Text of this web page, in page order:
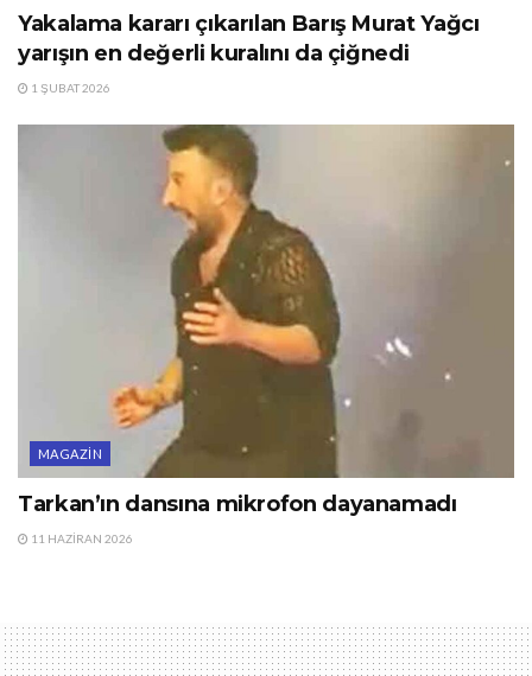
Yakalama kararı çıkarılan Barış Murat Yağcı
yarışın en değerli kuralını da çiğnedi
1 ŞUBAT 2026
MAGAZIN
Tarkan’ın dansına mikrofon dayanamadı
11 HAZIRAN 2026